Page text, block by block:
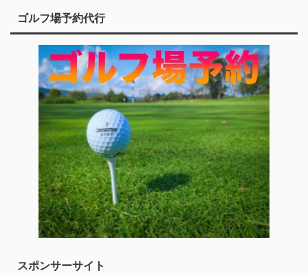
ゴルフ場予約代行
スポンサーサイト